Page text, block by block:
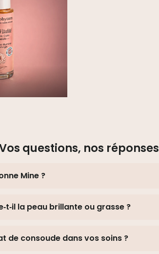
questions, nos réponses
Mine ?
la peau brillante ou grasse ?
de consoude dans vos soins ?